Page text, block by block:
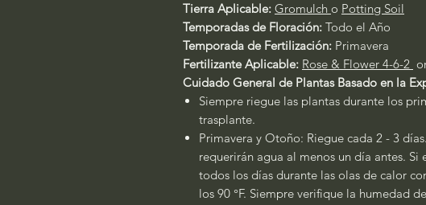
Tierra Aplicable: Gromulch o Potting Soil
Temporadas de Floración: Todo el Año
Temporada de Fertilización: Primavera
Fertilizante Aplicable: Rose & Flower 4-6-2
Cuidado General de Plantas Basado en la
Siempre riegue las plantas durante los
trasplante.
Primavera y Otoño: Riegue cada 2 - 3
requerirán agua al menos un día antes. Si
todos los días durante las olas de calor
los 90 °F. Siempre verifique la humedad